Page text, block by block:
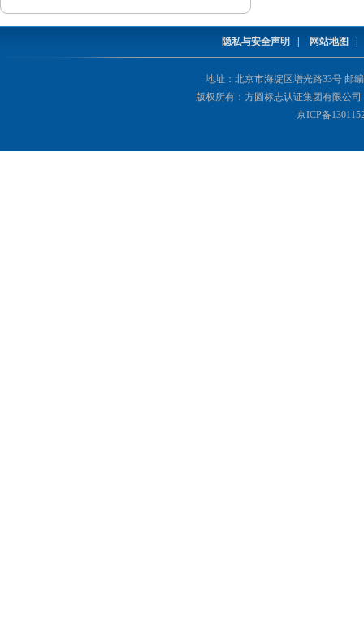
隐私与安全声明 | 网站地图
地址：北京市海淀区增光路33号 邮编
版权所有：方圆标志认证集团有限公司
京ICP备